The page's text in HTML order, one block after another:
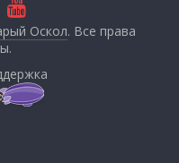
Оскол. Все права